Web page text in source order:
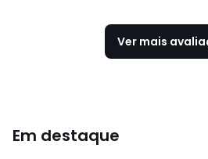
Ver mais
Em destaque